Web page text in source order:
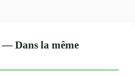
Dans la même